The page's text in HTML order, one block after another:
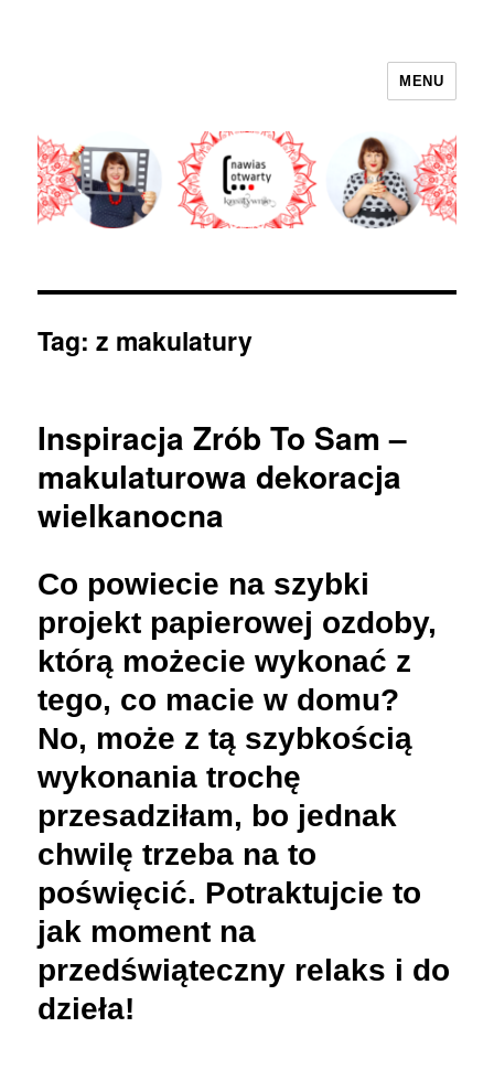
MENU
Tag:z makulatury
Inspiracja Zrób To Sam –
makulaturowa dekoracja
wielkanocna
Co powiecie na szybki
projekt papierowej ozdoby,
którą możecie wykonać z
tego, co macie w domu?
No, może z tą szybkością
wykonania trochę
przesadziłam, bo jednak
chwilę trzeba na to
poświęcić. Potraktujcie to
jak moment na
przedświąteczny relaks i do
dzieła!